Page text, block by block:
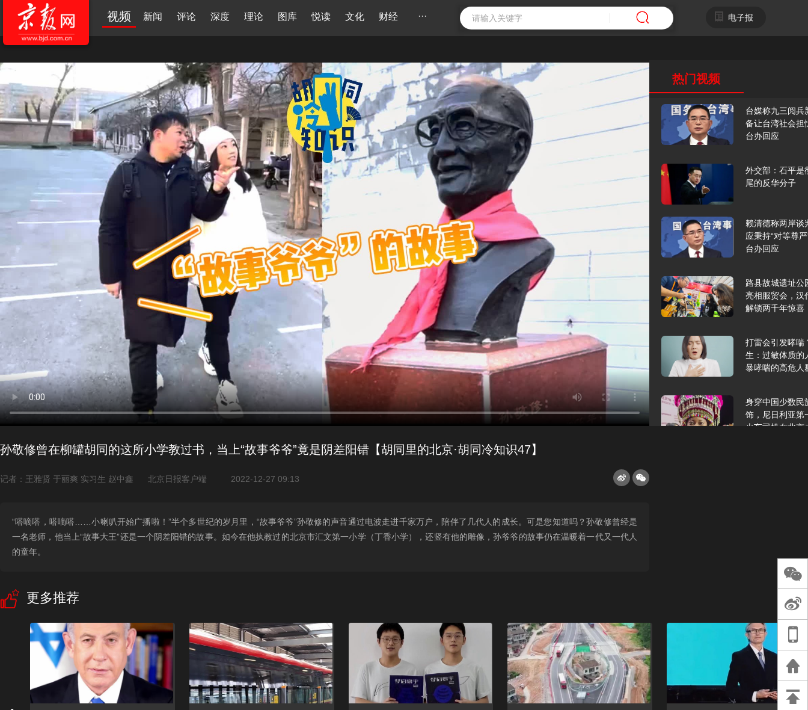
视频 新闻 评论 深度 理论 图库 悦读 文化 财经 ··· 电子报
热门视频
台媒称九三阅兵
备让台湾社会担
台办回应
外交部：石平是
尾的反华分子
赖清德称两岸谈
应秉持“对等尊
台办回应
路县故城遗址公
亮相服贸会，汉
解锁两千年惊喜
打雷会引发哮喘
生：过敏体质的
暴哮喘的高危人
身穿中国少数民
饰，尼日利亚第
火车司机在北京
天桥艺术中心一
演出，国际项目
重庆一高校学生
死，官方通报：
刑案，网传遗体
孙敬修曾在柳罐胡同的这所小学教过书，当上“故事爷爷”竟是阴差阳错【胡同里的北京·胡同冷知识47】
记者：王雅贤 于丽爽 实习生 赵中鑫 北京日报客户端 2022-12-27 09:13
“嗒嘀嗒，嗒嘀嗒……小喇叭开始广播啦！”半个多世纪的岁月里，“故事爷爷”孙敬修的声音通过电波走进千家万户，陪伴了几代人的成长。可是您知道吗？孙敬修曾经是
一名老师，他当上“故事大王”还是一个阴差阳错的故事。如今在他执教过的北京市汇文第一小学（丁香小学），还竖有他的雕像，孙爷爷的故事仍在温暖着一代又一代人
的童年。
更多推荐